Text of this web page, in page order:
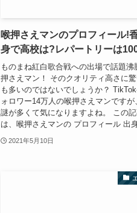
喉押さえマンのプロフィール!
身で高校は?レパートリーは
ものまね紅白歌合戦への出場で話題沸
押さえマン！ そのクオリティ高さに
も多いのではないでしょうか？
ォロワー14万人の喉押さえマンですが
謎が多くて気になりますよね。 この
は、喉押さえマンの プロフィール 出身
2021年5月10日